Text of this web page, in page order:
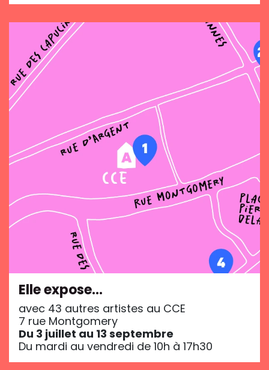
Elle expose…
avec 43 autres artistes au CCE
7 rue Montgomery
Du 3 juillet au 13 septembre
Du mardi au vendredi de 10h à 17h30